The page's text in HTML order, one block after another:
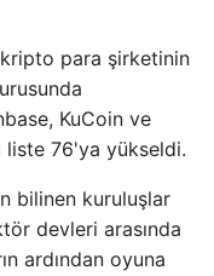
para şirketinin
KuCoin ve
76'ya yükseldi.
bilinen kuruluşlar
devleri arasında
ardından oyuna